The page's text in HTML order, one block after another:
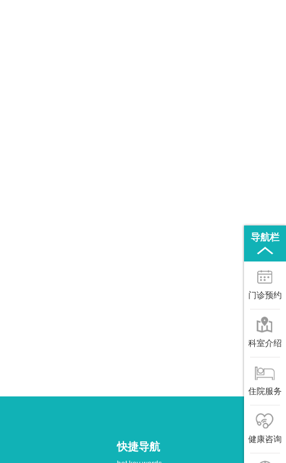
快捷导航
导航栏
门诊预约
科室介绍
住院服务
健康咨询